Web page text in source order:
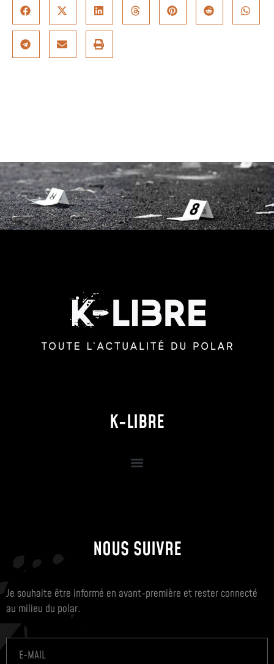
K-LIBRE
NOUS SUIVRE
Je souhaite être informé en avant-première et rester connecté
au milieu du polar.